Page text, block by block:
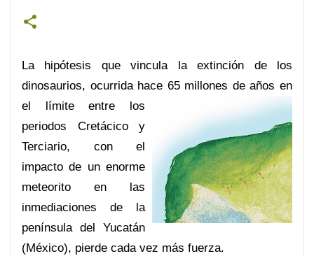
La hipótesis que vincula la extinción de los
dinosaurios, ocurrida hace 65 millones de años en
el límite entre los
periodos Cretácico y
Terciario, con el
impacto de un enorme
meteorito en las
inmediaciones de la
península del Yucatán
(México), pierde cada vez más fuerza.